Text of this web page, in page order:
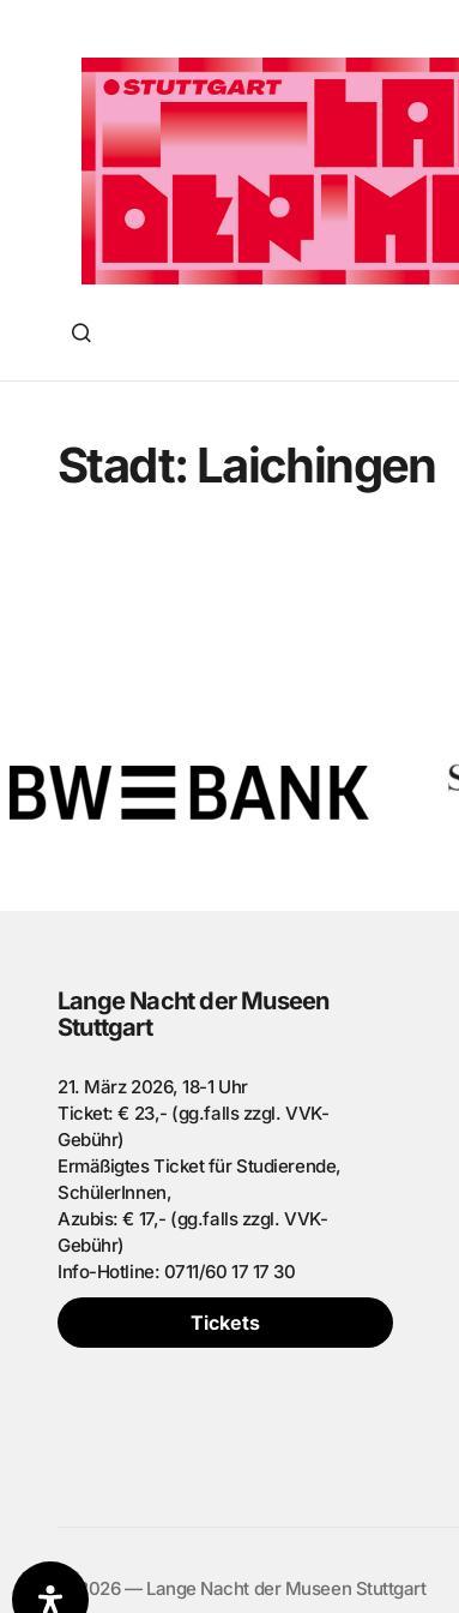
Stadt: Laichingen
Lange Nacht der Museen
Stuttgart
21. März 2026, 18-1 Uhr
Ticket: € 23,- (gg.falls zzgl. VVK-
Gebühr)
Ermäßigtes Ticket für Studierende,
SchülerInnen,
Azubis: € 17,- (gg.falls zzgl. VVK-
Gebühr)
Info-Hotline: 0711/60 17 17 30
Tickets
©️ 2026 — Lange Nacht der Museen Stuttgart